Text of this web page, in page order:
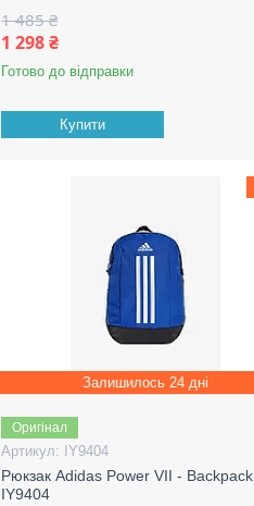
1 485 ₴
1 298 ₴
Готово до відправки
Купити
Залишилось 24 дні
Оригінал
IY9404
Рюкзак Adidas Power VII - Backpack
IY9404